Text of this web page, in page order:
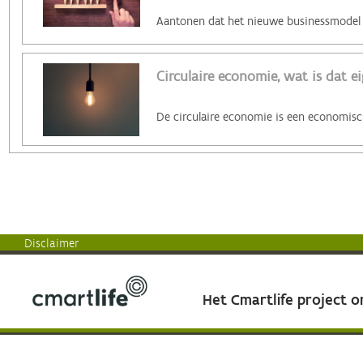
Circulaire economie, wat is dat
Disclaimer
Het Cmartlife project